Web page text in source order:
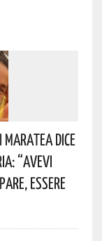
Dice
“avevi
Essere